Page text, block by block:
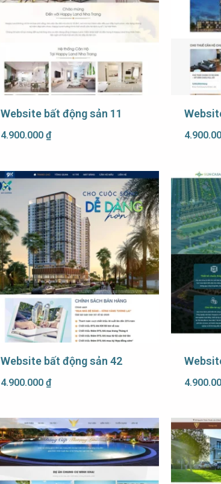
Website bất động sản 11
4.900.000 ₫
Website bất động sản 42
4.900.000 ₫